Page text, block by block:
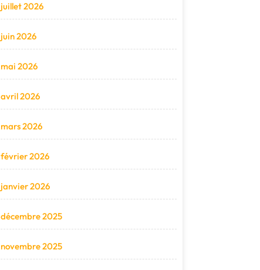
juillet 2026
juin 2026
mai 2026
avril 2026
mars 2026
février 2026
janvier 2026
décembre 2025
novembre 2025